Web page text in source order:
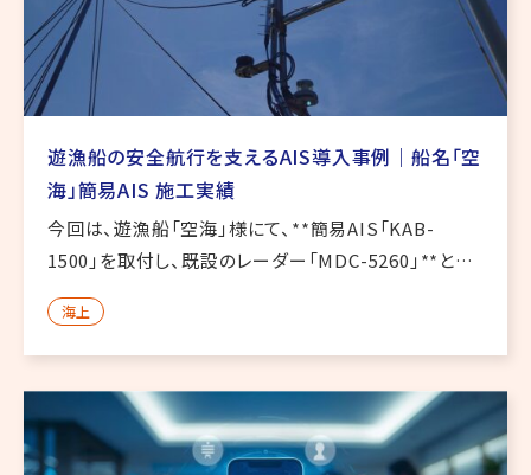
遊漁船の安全航行を支えるAIS導入事例｜船名「空
海」簡易AIS 施工実績
今回は、遊漁船「空海」様にて、**簡易AIS「KAB-
1500」を取付し、既設のレーダー「MDC-5260」**との
連携作業を行いました。AISデータをレーダーへ反映さ
せることで、周囲を航行する他船情報の把握に役立つ
構成 […]
海上